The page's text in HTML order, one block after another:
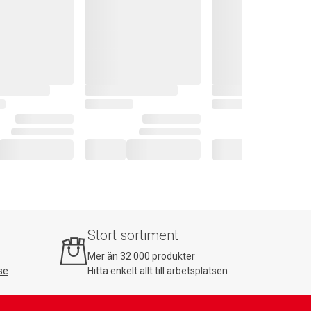
Stort sortiment
Mer än 32 000 produkter
Hitta enkelt allt till arbetsplatsen